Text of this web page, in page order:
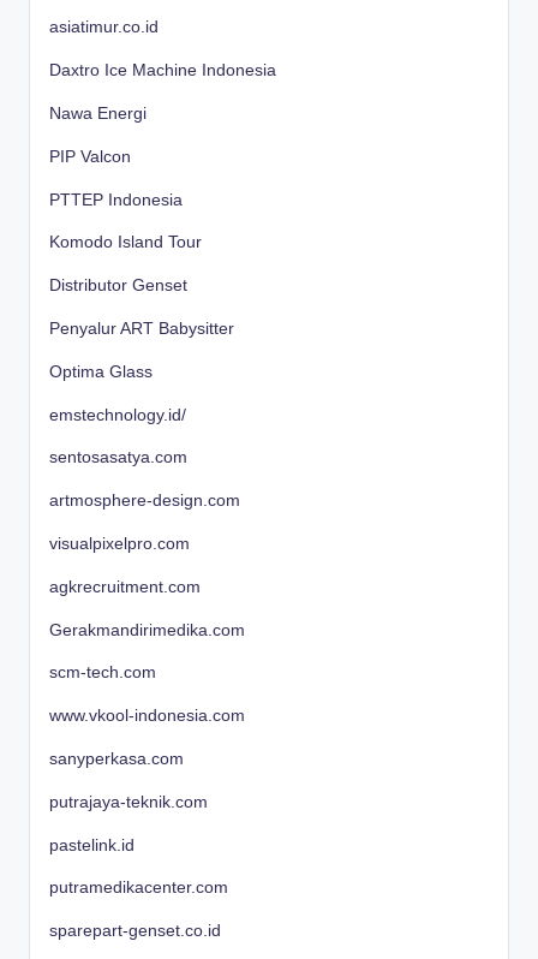
asiatimur.co.id
Daxtro Ice Machine Indonesia
Nawa Energi
PIP Valcon
PTTEP Indonesia
Komodo Island Tour
Distributor Genset
Penyalur ART Babysitter
Optima Glass
emstechnology.id/
sentosasatya.com
artmosphere-design.com
visualpixelpro.com
agkrecruitment.com
Gerakmandirimedika.com
scm-tech.com
www.vkool-indonesia.com
sanyperkasa.com
putrajaya-teknik.com
pastelink.id
putramedikacenter.com
sparepart-genset.co.id